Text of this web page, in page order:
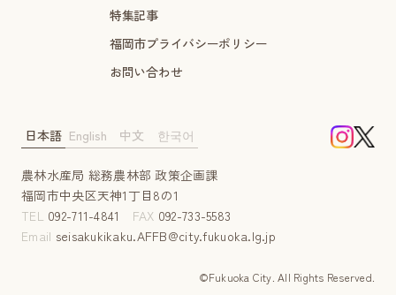
特集記事
福岡市プライバシーポリシー
お問い合わせ
農林水産局 総務農林部 政策企画課
福岡市中央区天神1丁目8の1
TEL 092-711-4841 FAX 092-733-5583
Email seisakukikaku.AFFB@city.fukuoka.lg.jp
©Fukuoka City. AII Rights Reserved.
日本語 English 中文 한국어